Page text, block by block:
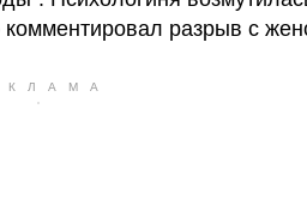
разрыв с